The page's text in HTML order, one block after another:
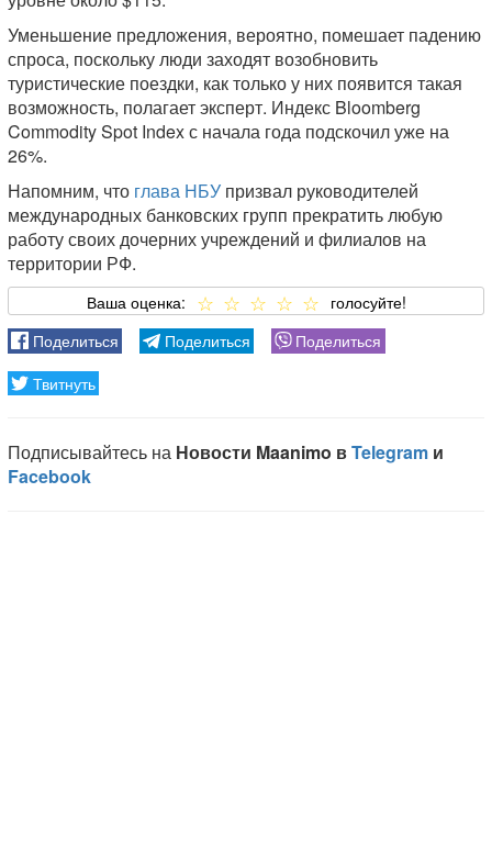
Уменьшение предложения, вероятно, помешает падению
спроса, поскольку люди заходят возобновить
туристические поездки, как только у них появится такая
возможность, полагает эксперт. Индекс Bloomberg
Commodity Spot Index с начала года подскочил уже на
26%.
Напомним, что глава НБУ призвал руководителей
международных банковских групп прекратить любую
работу своих дочерних учреждений и филиалов на
территории РФ.